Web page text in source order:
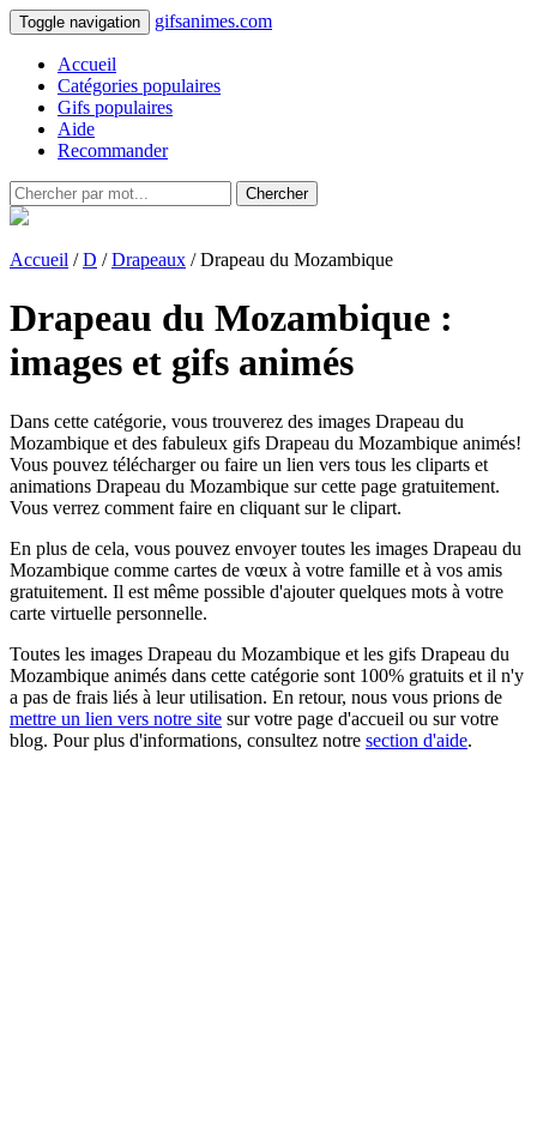
Toggle navigation gifsanimes.com
Accueil
Catégories populaires
Gifs populaires
Aide
Recommander
Chercher
Accueil /D /Drapeaux / Drapeau du Mozambique
Drapeau du Mozambique :
images et gifs animés
Dans cette catégorie, vous trouverez des images Drapeau du
Mozambique et des fabuleux gifs Drapeau du Mozambique animés!
Vous pouvez télécharger ou faire un lien vers tous les cliparts et
animations Drapeau du Mozambique sur cette page gratuitement.
Vous verrez comment faire en cliquant sur le clipart.
En plus de cela, vous pouvez envoyer toutes les images Drapeau du
Mozambique comme cartes de vœux à votre famille et à vos amis
gratuitement. Il est même possible d'ajouter quelques mots à votre
carte virtuelle personnelle.
Toutes les images Drapeau du Mozambique et les gifs Drapeau du
Mozambique animés dans cette catégorie sont 100% gratuits et il n'y
a pas de frais liés à leur utilisation. En retour, nous vous prions de
mettre un lien vers notre site sur votre page d'accueil ou sur votre
blog. Pour plus d'informations, consultez notre section d'aide.